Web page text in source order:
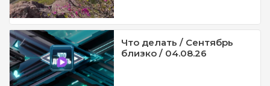
Что делать / Сентябрь
близко / 04.08.26